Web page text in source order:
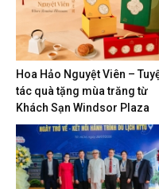
Hoa Hảo Nguyệt Viên –
tác quà tặng mùa trăng từ
Khách Sạn Windsor Plaza